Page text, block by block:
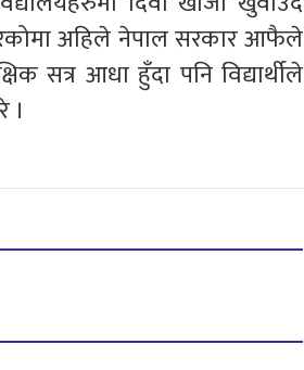
अहिले नेपाल सरकार आफैले
सत्र आधा हुँदा पनि विद्यार्थीले
।